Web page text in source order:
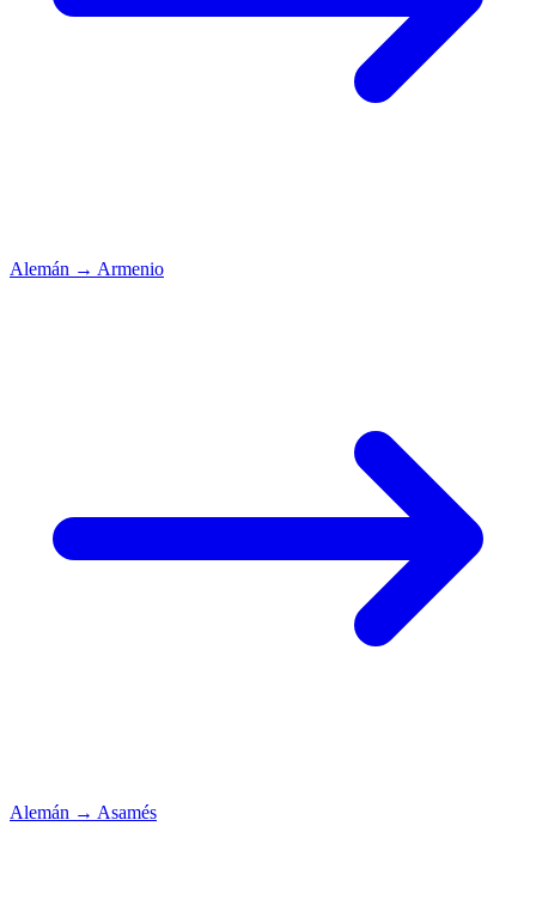
Alemán → Armenio
Alemán → Asamés